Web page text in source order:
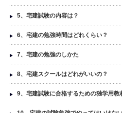
5、宅建試験の内容は？
6、宅建の勉強時間はどれくらい？
7、宅建の勉強のしかた
8、宅建スクールはどれがいいの？
9、宅建試験に合格するための独学用教